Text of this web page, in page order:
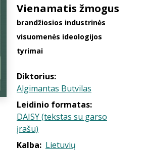
Vienamatis žmogus
brandžiosios industrinės
visuomenės ideologijos
tyrimai
Diktorius:
Algimantas Butvilas
Leidinio formatas:
DAISY (tekstas su garso
įrašu)
Kalba: Lietuvių